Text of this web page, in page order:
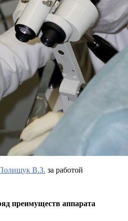
В.З. за работой
преимуществ аппарата